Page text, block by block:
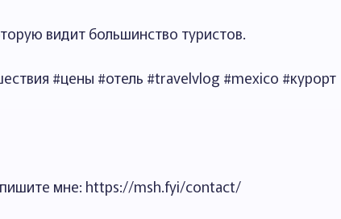
видит большинство туристов.
#цены #отель #travelvlog #mexico #курорт
мне: https://msh.fyi/contact/